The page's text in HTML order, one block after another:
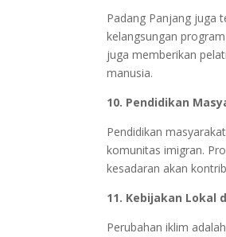
Padang Panjang juga
kelangsungan
juga memberikan
manusia.
10. Pendidikan
Pendidikan
komunitas imigran.
kesadaran akan
11. Kebijakan Lokal
Perubahan iklim